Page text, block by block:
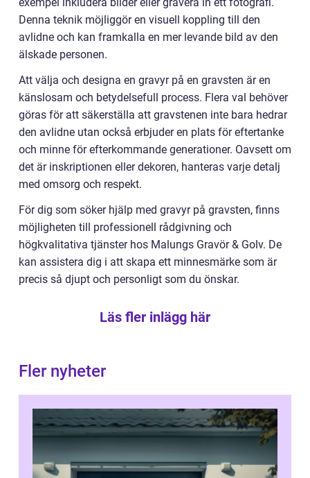
Denna teknik möjliggör en visuell koppling till den
avlidne och kan framkalla en mer levande bild av den
älskade personen.
Att välja och designa en gravyr på en gravsten är en
känslosam och betydelsefull process. Flera val behöver
göras för att säkerställa att gravstenen inte bara hedrar
den avlidne utan också erbjuder en plats för eftertanke
och minne för efterkommande generationer. Oavsett om
det är inskriptionen eller dekoren, hanteras varje detalj
med omsorg och respekt.
För dig som söker hjälp med gravyr på gravsten, finns
möjligheten till professionell rådgivning och
högkvalitativa tjänster hos Malungs Gravör & Golv. De
kan assistera dig i att skapa ett minnesmärke som är
precis så djupt och personligt som du önskar.
Läs fler inlägg här
Fler nyheter